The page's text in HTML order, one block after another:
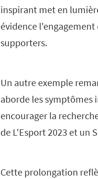
inspirant met en
évidence
supporters.
Un autre exemple
aborde les symptômes
encourager la
de L'Esport 2023 et un
Cette prolongation